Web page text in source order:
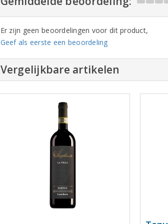
Er zijn geen beoordelingen voor dit product,
Geef als eerste een beoordeling
Vergelijkbare artikelen